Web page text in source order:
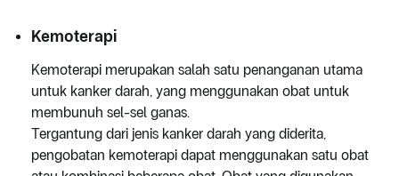
Kemoterapi
Kemoterapi merupakan salah satu penanganan utama
untuk kanker darah, yang menggunakan obat untuk
membunuh sel-sel ganas.
Tergantung dari jenis kanker darah yang diderita,
pengobatan kemoterapi dapat menggunakan satu obat